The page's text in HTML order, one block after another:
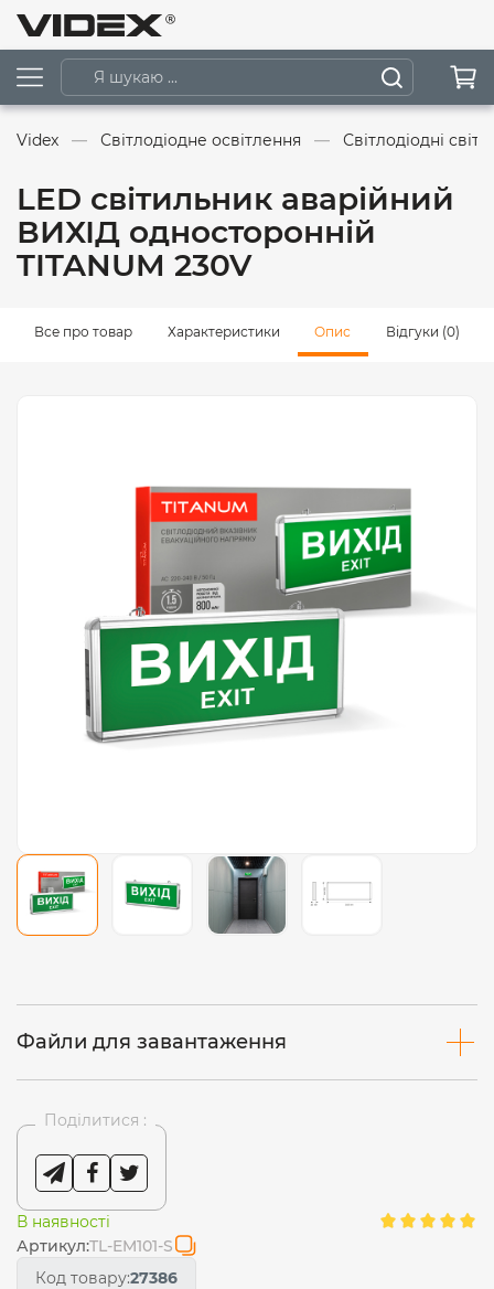
Videx Світлодіодне освітлення Світлодіодні
LED світильник аварійний
ВИХІД односторонній
TITANUM 230V
Все про товар Характеристики Опис Відгуки (0)
Файли для завантаження
Поділитися :
В наявності
Артикул:TL-EM101-S
Код товару:27386